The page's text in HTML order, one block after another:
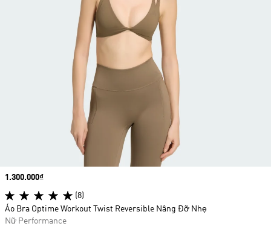
Price
1.300.000₫
(8)
Áo Bra Optime Workout Twist Reversible Nâng Đỡ Nhẹ
Nữ Performance